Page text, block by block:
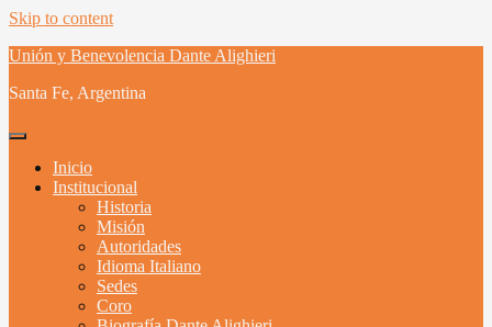
Skip to content
Unión y Benevolencia Dante Alighieri
Santa Fe, Argentina
Inicio
Institucional
Historia
Misión
Autoridades
Idioma Italiano
Sedes
Coro